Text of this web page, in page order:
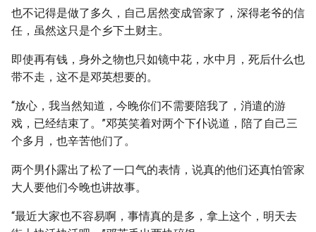
也不记得是做了多久，自己居然变成管家了，深得老爷的信
任，虽然这只是个乡下土财主。
即使再有钱，身外之物也只如镜中花，水中月，死后什么也
带不走，这不是邓英想要的。
“放心，我当然知道，今晚你们不需要陪我了，消遣的游
戏，已经结束了。”邓英笑着对两个下仆说道，陪了自己三
个多月，也辛苦他们了。
两个男仆露出了松了一口气的表情，说真的他们还真怕管家
大人要他们今晚也讲故事。
“最近大家也不容易啊，事情真的是多，拿上这个，明天去